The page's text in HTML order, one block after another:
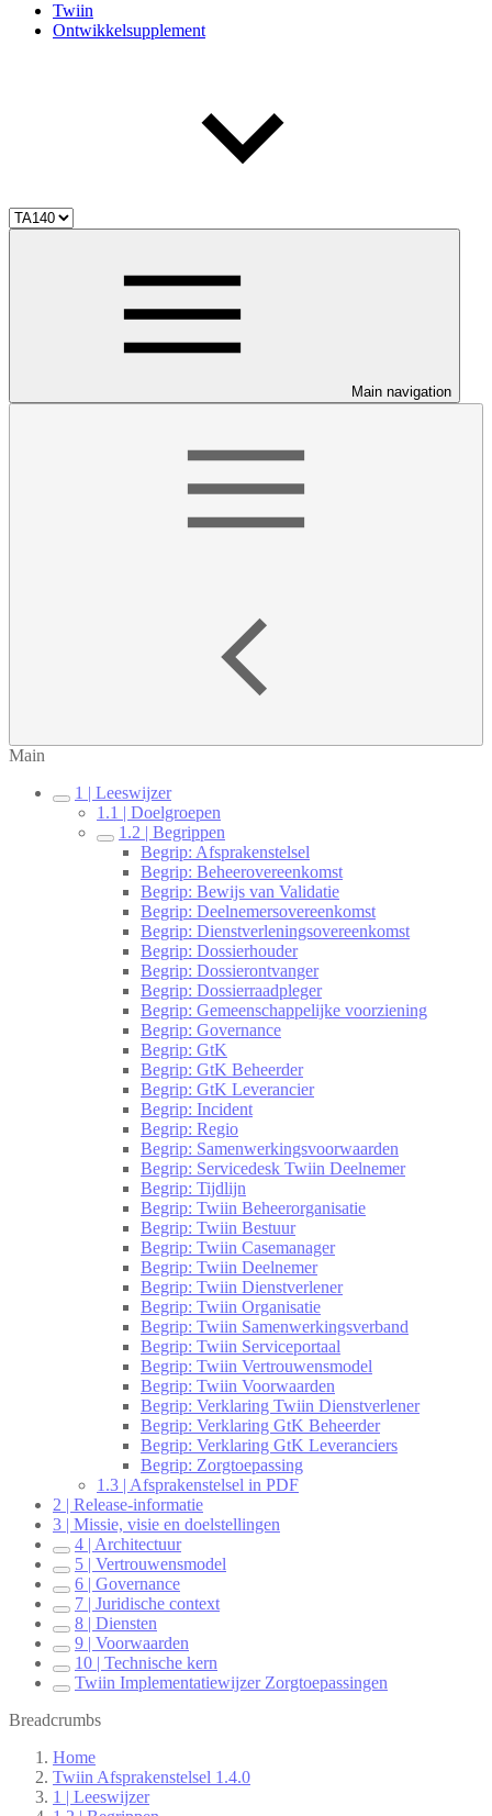
Twiin
Ontwikkelsupplement
Main navigation
Main
1 | Leeswijzer
1.1 | Doelgroepen
1.2 | Begrippen
Begrip: Afsprakenstelsel
Begrip: Beheerovereenkomst
Begrip: Bewijs van Validatie
Begrip: Deelnemersovereenkomst
Begrip: Dienstverleningsovereenkomst
Begrip: Dossierhouder
Begrip: Dossierontvanger
Begrip: Dossierraadpleger
Begrip: Gemeenschappelijke voorziening
Begrip: Governance
Begrip: GtK
Begrip: GtK Beheerder
Begrip: GtK Leverancier
Begrip: Incident
Begrip: Regio
Begrip: Samenwerkingsvoorwaarden
Begrip: Servicedesk Twiin Deelnemer
Begrip: Tijdlijn
Begrip: Twiin Beheerorganisatie
Begrip: Twiin Bestuur
Begrip: Twiin Casemanager
Begrip: Twiin Deelnemer
Begrip: Twiin Dienstverlener
Begrip: Twiin Organisatie
Begrip: Twiin Samenwerkingsverband
Begrip: Twiin Serviceportaal
Begrip: Twiin Vertrouwensmodel
Begrip: Twiin Voorwaarden
Begrip: Verklaring Twiin Dienstverlener
Begrip: Verklaring GtK Beheerder
Begrip: Verklaring GtK Leveranciers
Begrip: Zorgtoepassing
1.3 | Afsprakenstelsel in PDF
2 | Release-informatie
3 | Missie, visie en doelstellingen
4 | Architectuur
5 | Vertrouwensmodel
6 | Governance
7 | Juridische context
8 | Diensten
9 | Voorwaarden
10 | Technische kern
Twiin Implementatiewijzer Zorgtoepassingen
Breadcrumbs
Home
Twiin Afsprakenstelsel 1.4.0
1 | Leeswijzer